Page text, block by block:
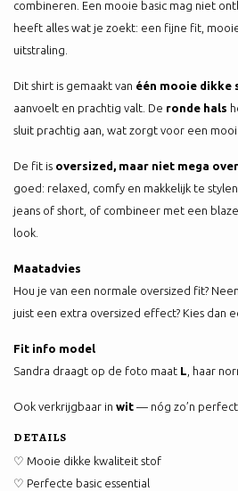
combineren. Een mooie basic mag niet
heeft alles wat je zoekt: een fijne fit,
uitstraling.
Dit shirt is gemaakt van één mooie dikke
aanvoelt en prachtig valt. De ronde hals
sluit prachtig aan, wat zorgt voor een
De fit is oversized, maar niet mega
goed: relaxed, comfy en makkelijk te
jeans of short, of combineer met een
look.
Maatadvies
Hou je van een normale oversized fit?
juist een extra oversized effect? Kies dan
Fit info model
Sandra draagt op de foto maat L , haar
Ook verkrijgbaar in wit — nóg zo’n
DETAILS
♡ Mooie dikke kwaliteit stof
♡ Perfecte basic essential